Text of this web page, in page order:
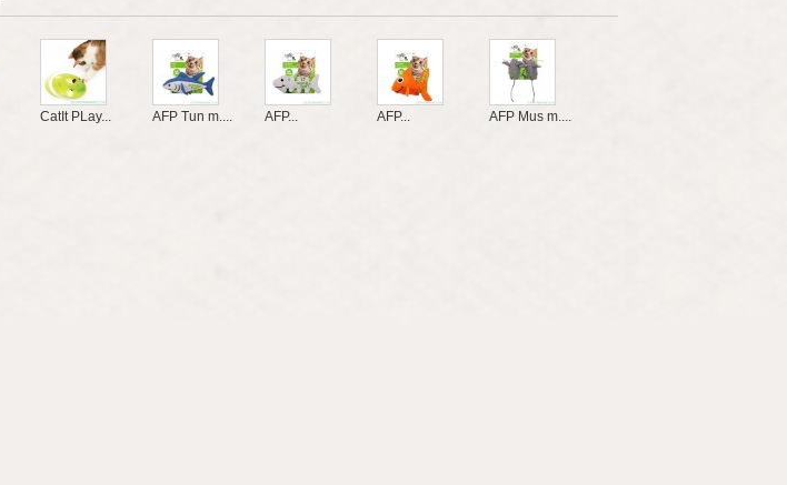
CatIt PLay... AFP Tun m.... AFP... AFP... AFP Mus m....